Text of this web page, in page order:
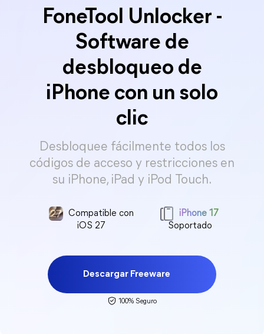
FoneTool Unlocker -
Software de
desbloqueo de
iPhone con un solo
clic
Desbloquee fácilmente todos los
códigos de acceso y restricciones en
su iPhone, iPad y iPod Touch.
Compatible con
iOS 27
iPhone 17
Soportado
Descargar Freeware
100% Seguro